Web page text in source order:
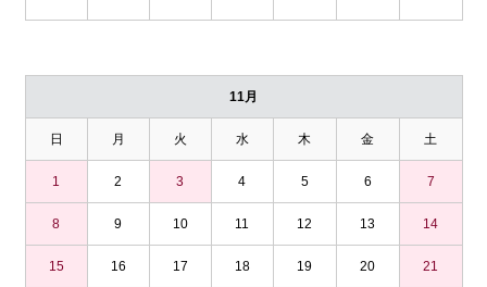
11月
日 月 火 水 木 金 土
1 2 3 4 5 6 7
8 9 10 11 12 13 14
15 16 17 18 19 20 21